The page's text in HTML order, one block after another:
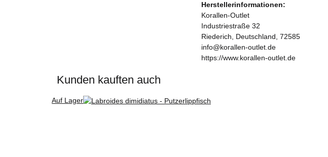
Herstellerinformationen:
Korallen-Outlet
Industriestraße 32
Riederich, Deutschland, 72585
info@korallen-outlet.de
https://www.korallen-outlet.de
Kunden kauften auch
Auf Lager